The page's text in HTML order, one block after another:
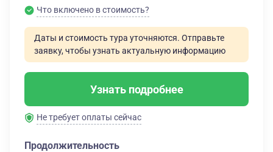
Что включено в стоимость?
Даты и стоимость тура уточняются. Отправьте
заявку, чтобы узнать актуальную информацию
Узнать подробнее
Не требует оплаты сейчас
Продолжительность